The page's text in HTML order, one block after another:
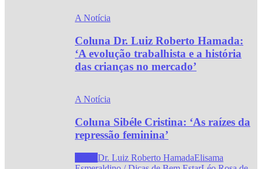
A Notícia
Coluna Dr. Luiz Roberto Hamada:
‘A evolução trabalhista e a história
das crianças no mercado’
A Notícia
Coluna Sibéle Cristina: ‘As raízes da
repressão feminina’
Dr. Luiz Roberto HamadaElisama